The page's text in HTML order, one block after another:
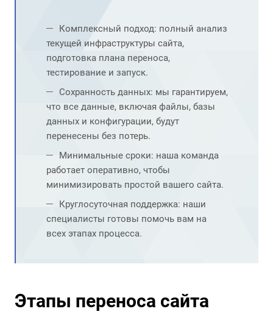
Комплексный подход: полный анализ
текущей инфраструктуры сайта,
подготовка плана переноса,
тестирование и запуск.
Сохранность данных: мы гарантируем,
что все данные, включая файлы, базы
данных и конфигурации, будут
перенесены без потерь.
Минимальные сроки: наша команда
работает оперативно, чтобы
минимизировать простой вашего сайта.
Круглосуточная поддержка: наши
специалисты готовы помочь вам на
всех этапах процесса.
Этапы переноса сайта